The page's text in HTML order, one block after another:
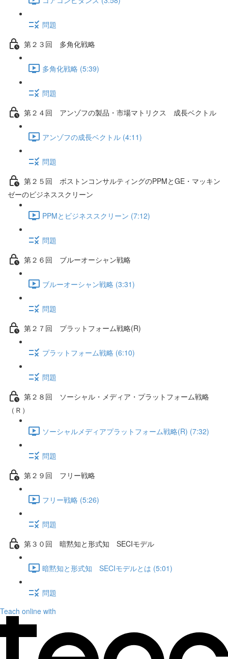
問題
第２３回 多角化戦略
多角化戦略 (5:39)
問題
第２４回 アンゾフの製品・市場マトリクス 成長ベクトル
アンゾフの成長ベクトル (4:11)
問題
第２５回 ボストンコンサルティングのPPMとGE・マッキン
ゼーのビジネススクリーン
PPMとビジネススクリーン (7:12)
問題
第２６回 ブルーオーシャン戦略
ブルーオーシャン戦略 (3:31)
問題
第２７回 プラットフォーム戦略(R)
プラットフォーム戦略 (6:10)
問題
第２８回 ソーシャル・メディア・プラットフォーム戦略
（Ｒ）
ソーシャルメディアプラットフォーム戦略(R) (7:32)
問題
第２９回 フリー戦略
フリー戦略 (5:26)
問題
第３０回 暗黙知と形式知 SECIモデル
暗黙知と形式知 SECIモデルとは (5:01)
問題
Teach online with